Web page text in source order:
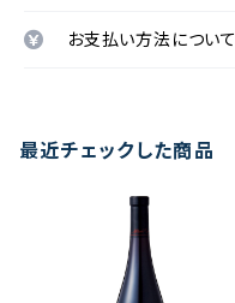
お支払い方法について
最近チェックした商品